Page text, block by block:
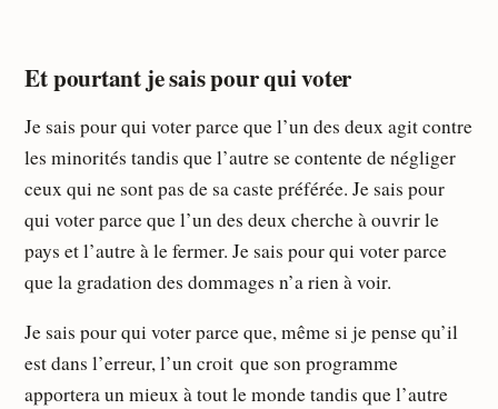
Et pourtant je sais pour qui voter
Je sais pour qui voter parce que l’un des deux agit contre
les minorités tandis que l’autre se contente de négliger
ceux qui ne sont pas de sa caste préférée. Je sais pour
qui voter parce que l’un des deux cherche à ouvrir le
pays et l’autre à le fermer. Je sais pour qui voter parce
que la gradation des dommages n’a rien à voir.
Je sais pour qui voter parce que, même si je pense qu’il
est dans l’erreur, l’un croit que son programme
apportera un mieux à tout le monde tandis que l’autre